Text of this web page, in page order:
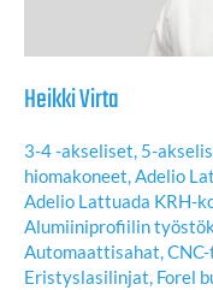
Heikki Virta
3-4 -akseliset, 5-
hiomakoneet,Adelio
Adelio Lattuada KRH-
Alumiiniprofiilin
Automaattisahat,
Eristyslasilinjat, Forel